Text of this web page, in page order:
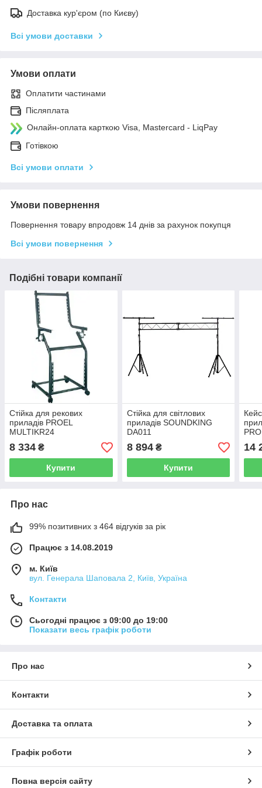
Доставка кур'єром (по Києву)
Всі умови доставки
Умови оплати
Оплатити частинами
Післяплата
Онлайн-оплата карткою Visa, Mastercard - LiqPay
Готівкою
Всі умови оплати
Умови повернення
Повернення товару впродовж 14 днів за рахунок покупця
Всі умови повернення
Подібні товари компанії
Стійка для рекових
приладів PROEL
MULTIKR24
8 334 ₴
Купити
Стійка для світлових
приладів SOUNDKING
DA011
8 894₴
Купити
14
Про нас
99% позитивних з 464 відгуків за рік
Працює з 14.08.2019
м. Київ
вул. Генерала Шаповала 2, Київ, Україна
Контакти
Сьогодні працює з 09:00 до 19:00
Показати весь графік роботи
Про нас
Контакти
Доставка та оплата
Графік роботи
Повна версія сайту